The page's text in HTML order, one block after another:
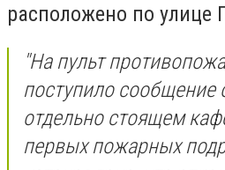
расположено по улице
"На пульт
поступило сообщение
отдельно стоящем
первых пожарных